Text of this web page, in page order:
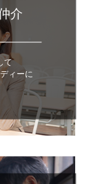
介
て
ィーに